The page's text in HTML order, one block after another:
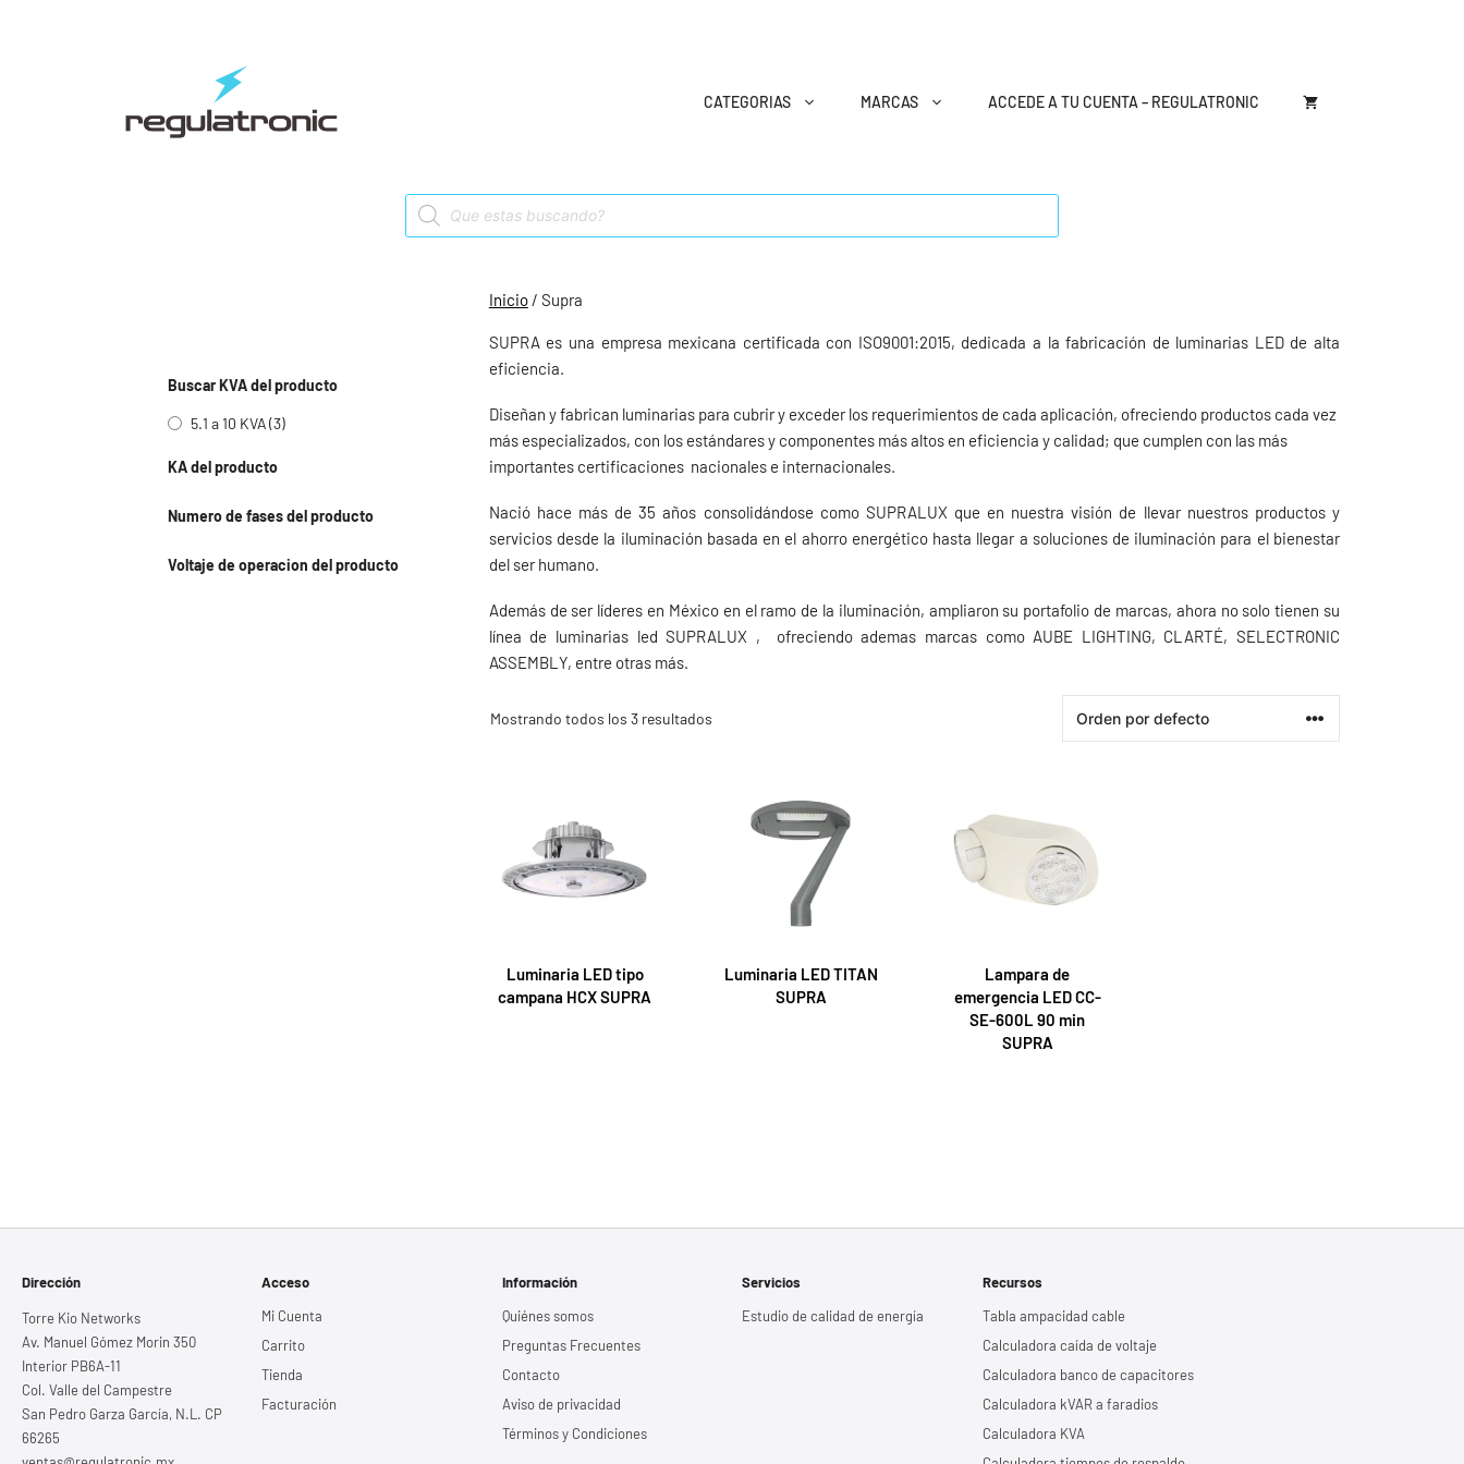
CATEGORIAS MARCAS ACCEDE A TU CUENTA – REGULATRONIC
Products
search
Inicio/ Supra
SUPRA es una empresa mexicana certificada con ISO9001:2015, dedicada a la fabricación de luminarias LED de alta
eficiencia.
Diseñan y fabrican luminarias para cubrir y exceder los requerimientos de cada aplicación, ofreciendo productos cada vez
más especializados, con los estándares y componentes más altos en eficiencia y calidad; que cumplen con las más
importantes certificaciones nacionales e internacionales.
Nació hace más de 35 años consolidándose como SUPRALUX que en nuestra visión de llevar nuestros productos y
servicios desde la iluminación basada en el ahorro energético hasta llegar a soluciones de iluminación para el bienestar
del ser humano.
Además de ser líderes en México en el ramo de la iluminación, ampliaron su portafolio de marcas, ahora no solo tienen su
línea de luminarias led SUPRALUX , ofreciendo ademas marcas como AUBE LIGHTING, CLARTÉ, SELECTRONIC
ASSEMBLY, entre otras más.
Mostrando todos los 3 resultados
Luminaria LED tipo
campana HCX SUPRA
Luminaria LED TITAN
SUPRA
Lampara de
emergencia LED CC-
SE-600L 90 min
SUPRA
Buscar KVA del producto
5.1 a 10 KVA(3)
KA del producto
Numero de fases del producto
Voltaje de operacion del producto
Dirección
Torre Kio Networks
Av. Manuel Gómez Morin 350
Interior PB6A-11
Col. Valle del Campestre
San Pedro Garza García, N.L. CP
66265
Acceso
Mi Cuenta
Carrito
Tienda
Facturación
Información
Quiénes somos
Preguntas Frecuentes
Contacto
Aviso de privacidad
Términos y Condiciones
Servicios
Estudio de calidad de energía
Recursos
Tabla ampacidad cable
Calculadora caída de voltaje
Calculadora banco de capacitores
Calculadora kVAR a faradios
Calculadora KVA